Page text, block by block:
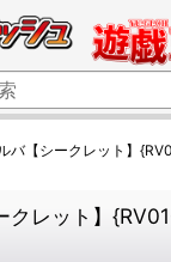
バ【シークレット】
クレット】